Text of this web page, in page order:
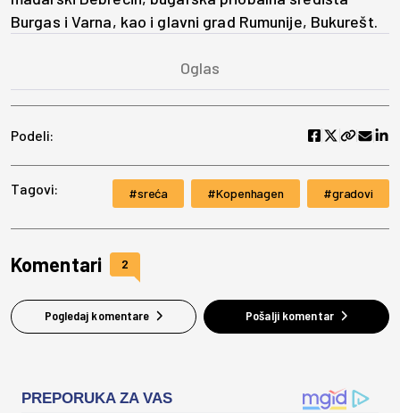
Burgas i Varna, kao i glavni grad Rumunije, Bukurešt.
Podeli:
Tagovi: sreća Kopenhagen gradovi
Komentari 2
Pogledaj komentare Pošalji komentar
PREPORUKA ZA VAS